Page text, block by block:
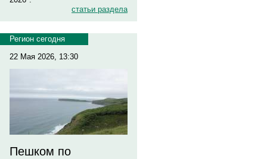
статьи раздела
Регион сегодня
22 Мая 2026, 13:30
Пешком по